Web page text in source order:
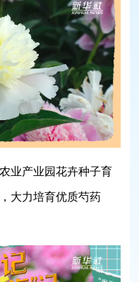
业产业园花卉种子育
大力培育优质芍药